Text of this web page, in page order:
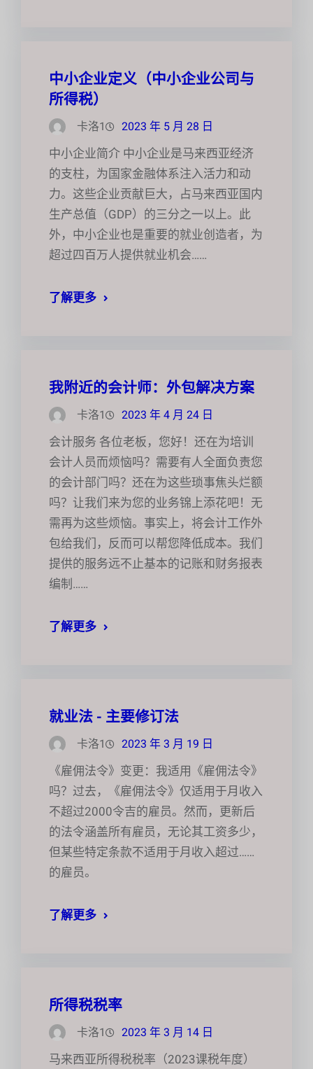
中小企业定义（中小企业公司与
所得税）
卡洛1 2023 年 5 月 28 日
中小企业简介 中小企业是马来西亚经济
的支柱，为国家金融体系注入活力和动
力。这些企业贡献巨大，占马来西亚国内
生产总值（GDP）的三分之一以上。此
外，中小企业也是重要的就业创造者，为
超过四百万人提供就业机会……
了解更多
我附近的会计师：外包解决方案
卡洛1 2023 年 4 月 24 日
会计服务 各位老板，您好！还在为培训
会计人员而烦恼吗？需要有人全面负责您
的会计部门吗？还在为这些琐事焦头烂额
吗？让我们来为您的业务锦上添花吧！无
需再为这些烦恼。事实上，将会计工作外
包给我们，反而可以帮您降低成本。我们
提供的服务远不止基本的记账和财务报表
编制……
了解更多
就业法 - 主要修订法
卡洛1 2023 年 3 月 19 日
《雇佣法令》变更：我适用《雇佣法令》
吗？过去，《雇佣法令》仅适用于月收入
不超过2000令吉的雇员。然而，更新后
的法令涵盖所有雇员，无论其工资多少，
但某些特定条款不适用于月收入超过……
的雇员。
了解更多
所得税税率
卡洛1 2023 年 3 月 14 日
马来西亚所得税税率（2023课税年度）